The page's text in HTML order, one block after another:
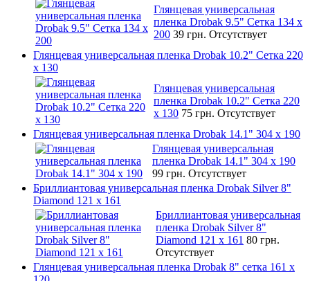
Глянцевая универсальная
пленка Drobak 9.5" Сетка 134 x
200 39 грн. Отсутствует
Глянцевая универсальная пленка Drobak 10.2" Сетка 220
x 130
Глянцевая универсальная
пленка Drobak 10.2" Сетка 220
x 130 75 грн. Отсутствует
Глянцевая универсальная пленка Drobak 14.1" 304 х 190
Глянцевая универсальная
пленка Drobak 14.1" 304 х 190
99 грн. Отсутствует
Бриллиантовая универсальная пленка Drobak Silver 8"
Diamond 121 х 161
Бриллиантовая универсальная
пленка Drobak Silver 8"
Diamond 121 х 161 80 грн.
Отсутствует
Глянцевая универсальная пленка Drobak 8" сетка 161 х